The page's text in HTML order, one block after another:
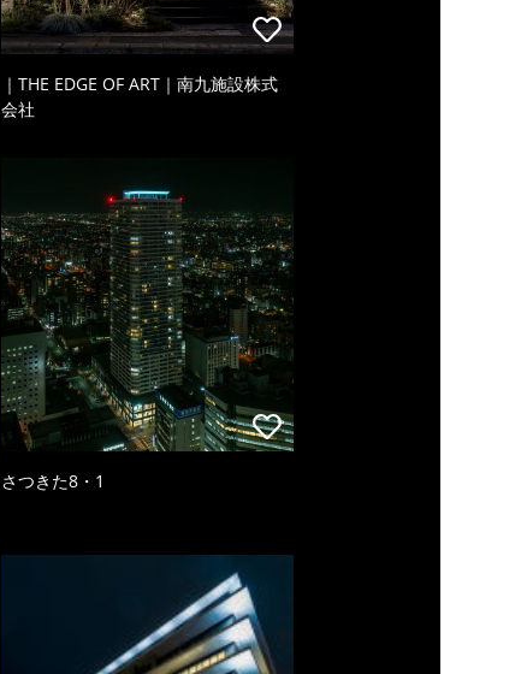
｜THE EDGE OF ART｜南九施設株式
会社
さつきた8・1